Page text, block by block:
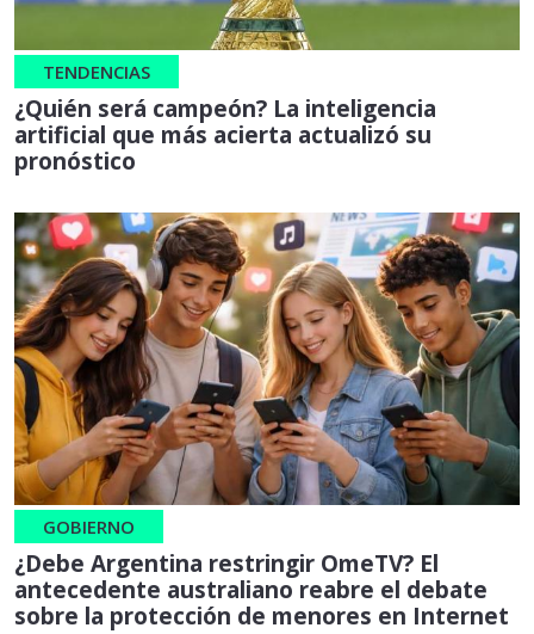
TENDENCIAS
¿Quién será campeón? La inteligencia
artificial que más acierta actualizó su
pronóstico
GOBIERNO
¿Debe Argentina restringir OmeTV? El
antecedente australiano reabre el debate
sobre la protección de menores en Internet